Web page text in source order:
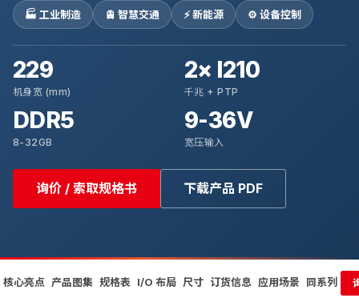
🏭 工业制造 🚊 智慧交通 ⚡ 新能源 ⚙️ 设备控制
229
机身宽 (mm)
2× I210
千兆 + PTP
DDR5
8-32GB
9-36V
宽压输入
询价 / 索取规格书 下载产品 PDF
核心亮点 产品图集 规格表 I/O 布局 尺寸 订货信息 应用场景 同系列